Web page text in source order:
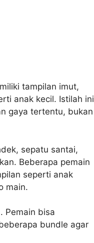
tampilan imut,
anak kecil. Istilah ini
gaya tertentu, bukan
sepatu santai,
Beberapa pemain
seperti anak
main.
Pemain bisa
bundle agar